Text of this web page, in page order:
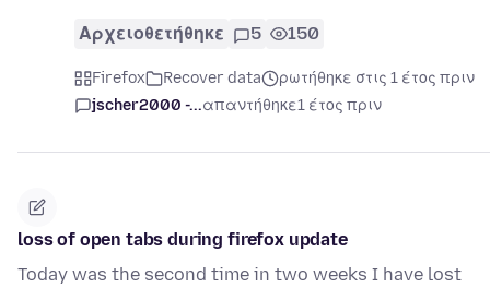
Αρχειοθετήθηκε 5 150
Firefox Recover data
ρωτήθηκε στις 1 έτος πριν
jscher2000 -...απαντήθηκε1 έτος πριν
loss of open tabs during firefox update
Today was the second time in two weeks I have lost